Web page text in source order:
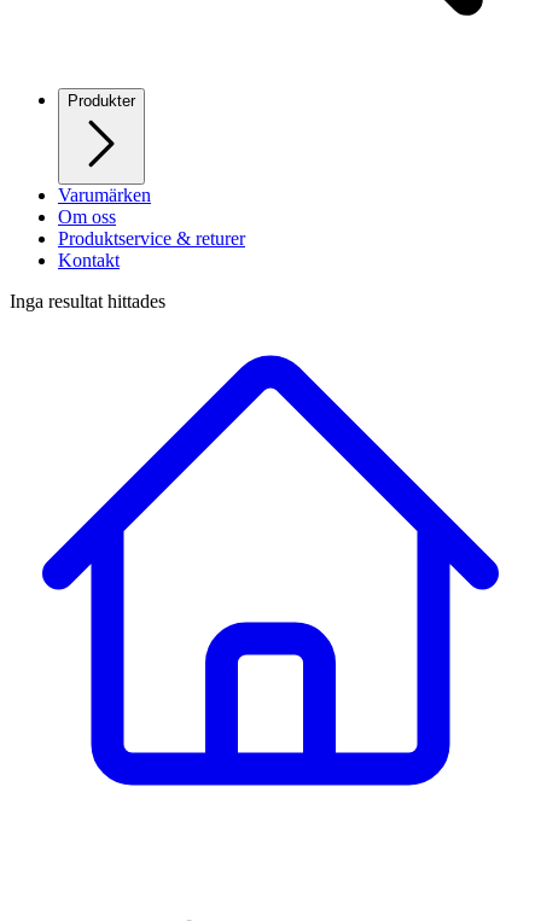
Produkter
Varumärken
Om oss
Produktservice & returer
Kontakt
Inga resultat hittades